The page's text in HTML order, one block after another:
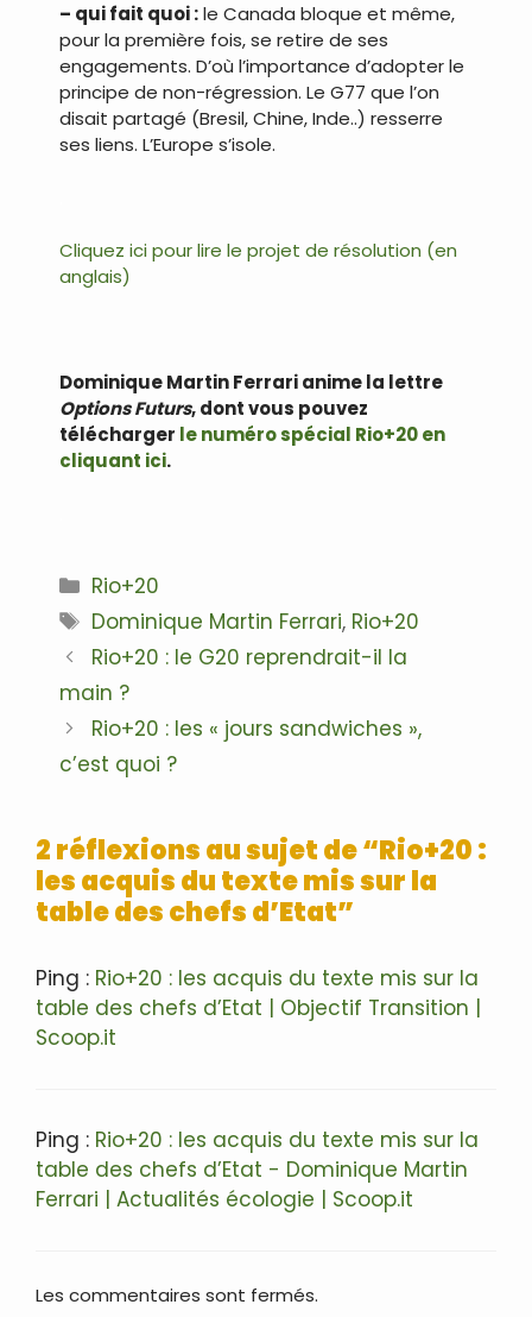
– qui fait quoi :le Canada bloque et même,
pour la première fois, se retire de ses
engagements. D’où l’importance d’adopter le
principe de non-régression. Le G77 que l’on
disait partagé (Bresil, Chine, Inde..) resserre
ses liens. L’Europe s’isole.
Cliquez ici pour lire le projet de résolution (en
anglais)
Dominique Martin Ferrari anime la lettre
Options Futurs, dont vous pouvez
télécharger le numéro spécial Rio+20 en
cliquant ici.
Catégories
Rio+20
Étiquettes
Dominique Martin Ferrari, Rio+20
Navigation
des
Rio+20 : le G20 reprendrait-il la
main ?
Rio+20 : les « jours sandwiches »,
c’est quoi ?
2 réflexions au sujet de “Rio+20 :
les acquis du texte mis sur la
table des chefs d’Etat”
Ping : Rio+20 : les acquis du texte mis sur la
table des chefs d’Etat | Objectif Transition |
Scoop.it
Ping : Rio+20 : les acquis du texte mis sur la
table des chefs d’Etat - Dominique Martin
Ferrari | Actualités écologie | Scoop.it
Les commentaires sont fermés.